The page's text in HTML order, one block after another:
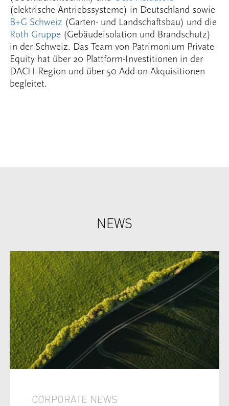
(elektrische Antriebssysteme) in Deutschland sowie
B+G Schweiz (Garten- und Landschaftsbau) und die
Roth Gruppe (Gebäudeisolation und Brandschutz)
in der Schweiz. Das Team von Patrimonium Private
Equity hat über 20 Plattform-Investitionen in der
DACH-Region und über 50 Add-on-Akquisitionen
begleitet.
NEWS
CORPORATE NEWS